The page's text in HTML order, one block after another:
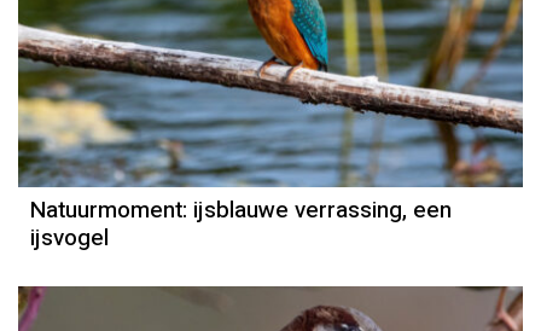
Natuurmoment
Door Kees Loogman
Natuurmoment: ijsblauwe verrassing, een
ijsvogel